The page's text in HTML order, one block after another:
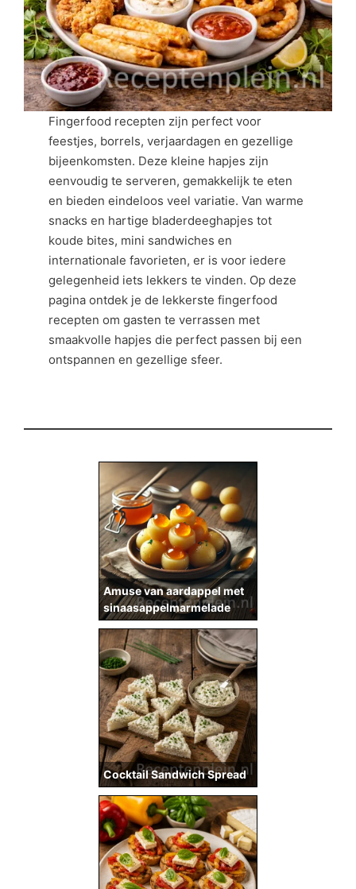
Fingerfood recepten zijn perfect voor
feestjes, borrels, verjaardagen en gezellige
bijeenkomsten. Deze kleine hapjes zijn
eenvoudig te serveren, gemakkelijk te eten
en bieden eindeloos veel variatie. Van warme
snacks en hartige bladerdeeghapjes tot
koude bites, mini sandwiches en
internationale favorieten, er is voor iedere
gelegenheid iets lekkers te vinden. Op deze
pagina ontdek je de lekkerste fingerfood
recepten om gasten te verrassen met
smaakvolle hapjes die perfect passen bij een
ontspannen en gezellige sfeer.
Amuse van aardappel met
sinaasappelmarmelade
Cocktail Sandwich Spread